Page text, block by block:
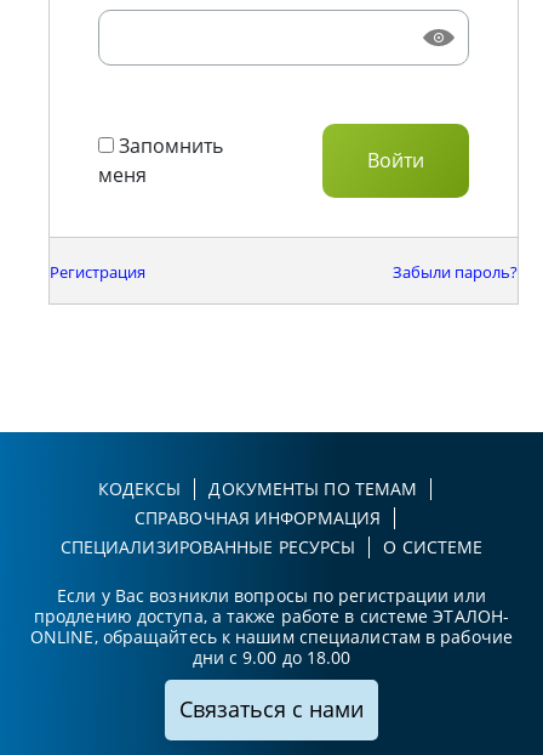
Запомнить
меня
Регистрация Забыли пароль?
КОДЕКСЫ
ДОКУМЕНТЫ ПО ТЕМАМ
СПРАВОЧНАЯ ИНФОРМАЦИЯ
СПЕЦИАЛИЗИРОВАННЫЕ РЕСУРСЫ
О СИСТЕМЕ
Если у Вас возникли вопросы по регистрации или
продлению доступа, а также работе в системе ЭТАЛОН-
ONLINE, обращайтесь к нашим специалистам в рабочие
дни с 9.00 до 18.00
Связаться с нами